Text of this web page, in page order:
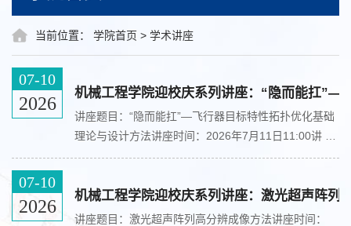
当前位置： 学院首页 > 学术讲座
07-10
2026
机械工程学院迎校庆系列讲座：“隐而能扛”—
讲座题目：“隐而能扛”—飞行器目标特性拓扑优化基础
理论与设计方法讲座时间：2026年7月11日11:00讲 座
人：李宝童讲座地点：青山宾馆迎宾楼二楼211会议室
师，入选国家级青年人才计划。主要从事复杂热流结构
拓扑优化领域的基础前沿与关键技术研究，科研成果获
07-10
2026
机械工程学院迎校庆系列讲座：激光超声阵列
讲座题目：激光超声阵列高分辨成像方法讲座时间：